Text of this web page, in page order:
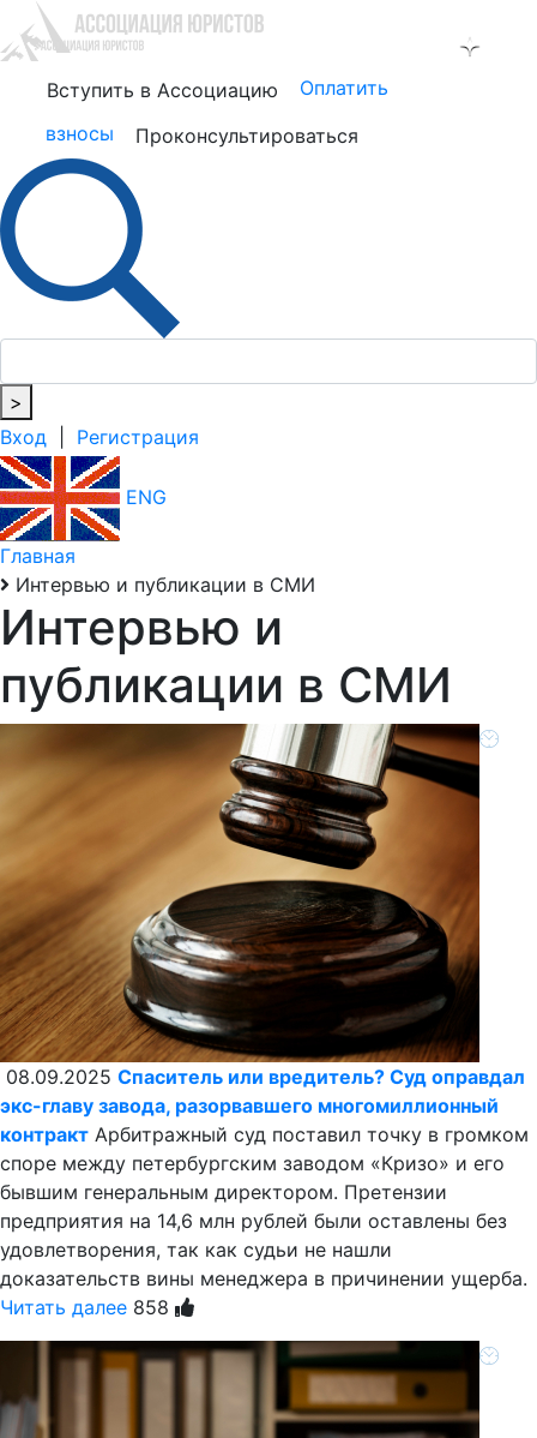
Вступить в Ассоциацию
Оплатить
взносы
Проконсультироваться
>
Вход
Регистрация
ENG
Главная
Интервью и публикации в СМИ
Интервью и
публикации в СМИ
08.09.2025 Спаситель или вредитель? Суд оправдал
экс-главу завода, разорвавшего многомиллионный
контракт Арбитражный суд поставил точку в громком
споре между петербургским заводом «Кризо» и его
бывшим генеральным директором. Претензии
предприятия на 14,6 млн рублей были оставлены без
удовлетворения, так как судьи не нашли
доказательств вины менеджера в причинении ущерба.
Читать далее 858